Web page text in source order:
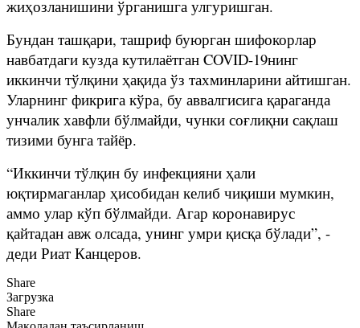
жиҳозланишини ўрганишга улгуришган.
Бундан ташқари, ташриф буюрган шифокорлар
навбатдаги кузда кутилаётган COVID-19нинг
иккинчи тўлқини ҳақида ўз тахминларини айтишган.
Уларнинг фикрига кўра, бу аввалгисига қараганда
унчалик хавфли бўлмайди, чунки соғлиқни сақлаш
тизими бунга тайёр.
“Иккинчи тўлқин бу инфекцияни ҳали
юқтирмаганлар ҳисобидан келиб чиқиши мумкин,
аммо улар кўп бўлмайди. Агар коронавирус
қайтадан авж олсада, унинг умри қисқа бўлади”, -
деди Риат Канцеров.
Share
Загрузка
Share